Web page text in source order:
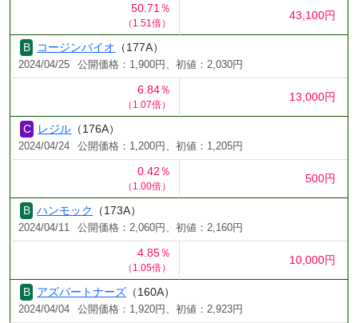
50.71％
（1.51倍）
43,100円
コージンバイオ （177A）
2024/04/25 公開価格：1,900円、初値：2,030円
6.84％
（1.07倍）
13,000円
レジル （176A）
2024/04/24 公開価格：1,200円、初値：1,205円
0.42％
（1.00倍）
500円
ハンモック （173A）
2024/04/11 公開価格：2,060円、初値：2,160円
4.85％
（1.05倍）
10,000円
アズパートナーズ （160A）
2024/04/04 公開価格：1,920円、初値：2,923円